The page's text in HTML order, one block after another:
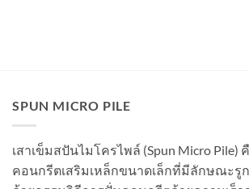
SPUN MICRO PILE
เสาเข็มสปันไมโครไพล์ (Spun Micro Pile)
คอนกรีตเสริมเหล็กขนาดเล็กที่มีลักษณะรู